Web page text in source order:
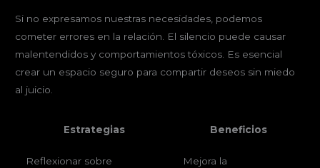
Si no expresamos nuestras necesidades, podemos
cometer errores en la relación. El silencio puede causar
malentendidos y comportamientos tóxicos. Es esencial
crear un espacio seguro para compartir deseos sin miedo
al juicio.
Estrategias Beneficios
Reflexionar sobre
Mejora la